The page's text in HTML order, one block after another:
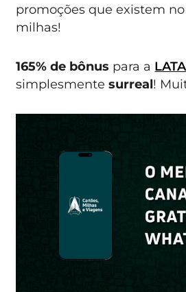
promoções que existem
milhas!
165% de bônus para a
simplesmentesurreal!